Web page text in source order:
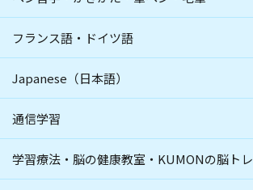
フランス語・ドイツ語
Japanese（日本語）
通信学習
学習療法・脳の健康教室・KUMONの脳トレ